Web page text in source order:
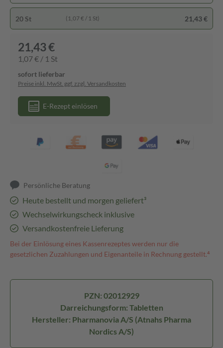
20 St (1,07 € / 1 St) 21,43 €
21,43 €
1,07 € / 1 St
sofort lieferbar
Preise inkl. MwSt. ggf. zzgl. Versandkosten
E-Rezept einlösen
Persönliche Beratung
Heute bestellt und morgen geliefert³
Wechselwirkungscheck inklusive
Versandkostenfreie Lieferung
Bei der Einlösung eines Kassenrezeptes werden nur die
gesetzlichen Zuzahlungen und Eigenanteile in Rechnung gestellt.⁴
PZN: 02012929
Darreichungsform: Tabletten
Hersteller: Pharmanovia A/S (Atnahs Pharma
Nordics A/S)